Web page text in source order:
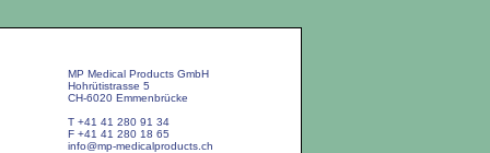
MP Medical Products GmbH
Hohrütistrasse 5
CH-6020 Emmenbrücke
T +41 41 280 91 34
F +41 41 280 18 65
info@mp-medicalproducts.ch